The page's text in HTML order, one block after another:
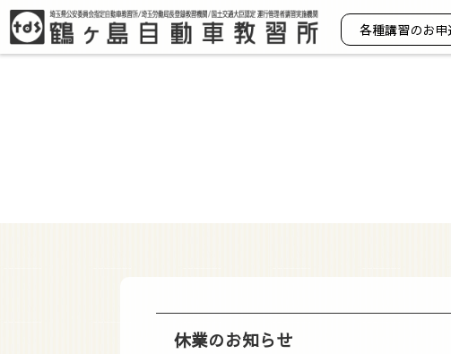
各種講習のお
休業のお知らせ